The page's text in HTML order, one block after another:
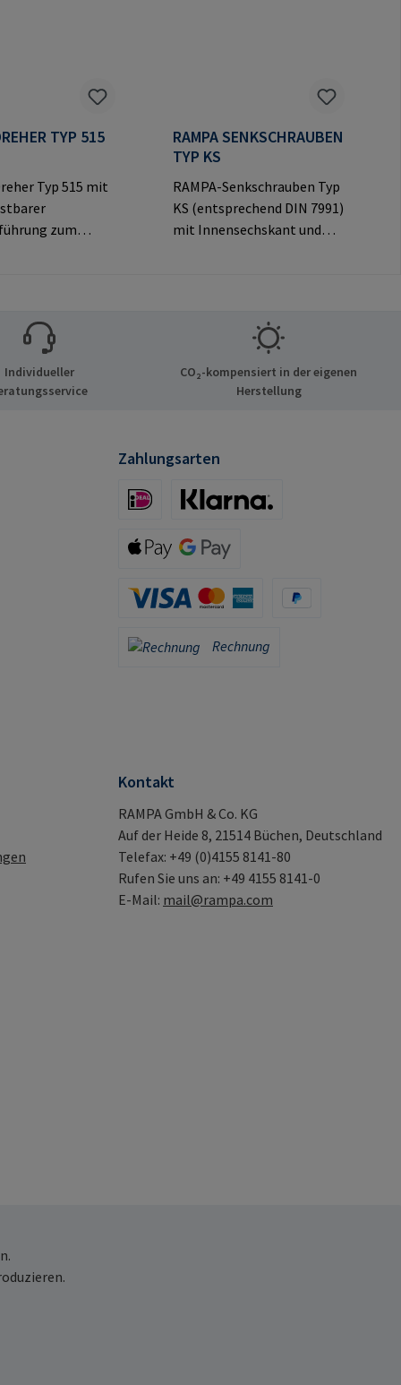
TYP 515
Typ 515 mit
zum
zu
RAMPA GmbH &
der Heide 8 21514
RAMPA SENKSCHRAUBEN
TYP KS
RAMPA-Senkschrauben Typ
KS (entsprechend DIN 7991)
mit Innensechskant und
& Co. KG Auf der Heide 8
21514 Büchen Deutschland
E-Mail: mail@rampa.com
Individueller
CO₂-kompensiert in der eigenen
Herstellung
Zahlungsarten
Rechnung
Rechnung
Kontakt
RAMPA GmbH & Co. KG
Auf der Heide 8, 21514 Büchen, Deutschland
Telefax: +49 (0)4155 8141-80
Rufen Sie uns an: +49 4155 8141-0
E-Mail: mail@rampa.com